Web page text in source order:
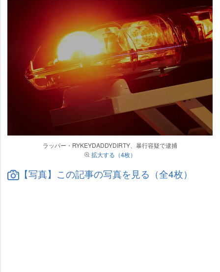
ラッパー・RYKEYDADDYDIRTY、暴行容疑で逮捕
拡大する（4枚）
【写真】この記事の写真を見る（全4枚）